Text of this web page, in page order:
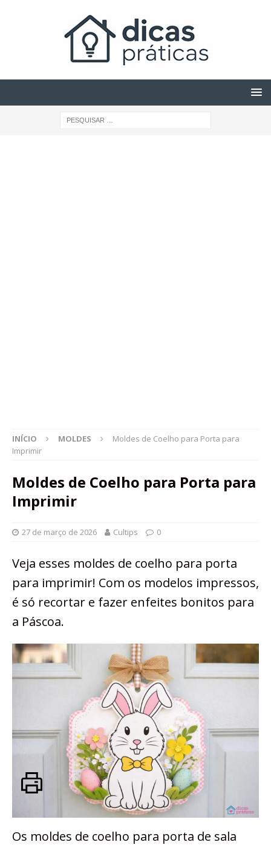
INÍCIO MOLDES
Moldes de Coelho para Porta para
Imprimir
Moldes de Coelho para Porta para
Imprimir
27 de março de 2026 Cultips 0
Veja esses moldes de coelho para porta
para imprimir! Com os modelos impressos,
é só recortar e fazer enfeites bonitos para
a Páscoa.
Os moldes de coelho para porta de sala